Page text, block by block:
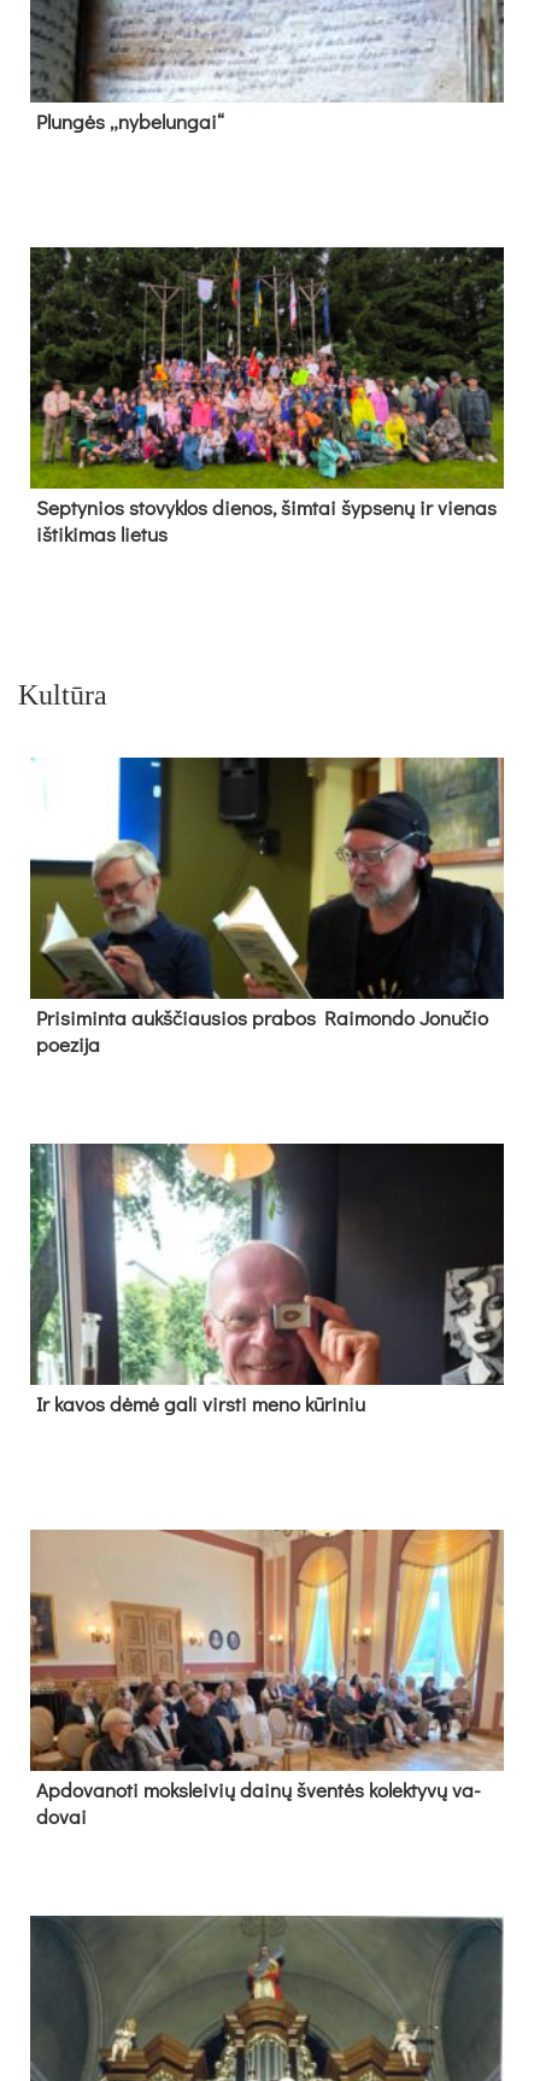
Plun­gės „ny­be­lun­gai“
Sep­ty­nios sto­vyk­los die­nos, šim­tai šyp­se­nų ir vie­nas
iš­ti­ki­mas lie­tus
Kultūra
Pri­si­min­ta aukš­čiau­sios pra­bos Rai­mon­do Jo­nu­čio
poe­zi­ja
Ir ka­vos dė­mė ga­li virs­ti me­no kū­ri­niu
Ap­do­va­no­ti moks­lei­vių dai­nų šven­tės ko­lek­ty­vų va­
do­vai